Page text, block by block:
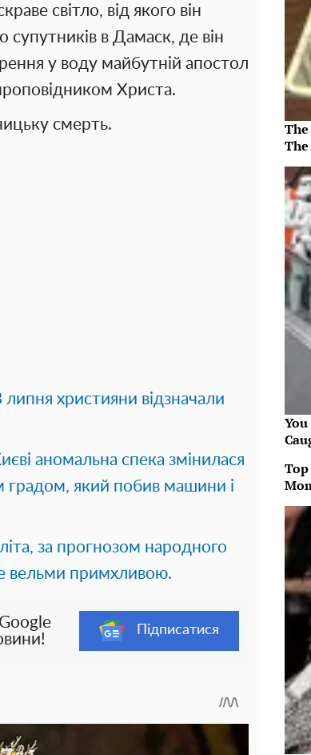
світло, від якого він
супутників в Дамаск, де він
у воду майбутній апостол
Христа.
смерть.
липня християни відзначали
аномальна спека змінилася
градом, який побив машини і
за прогнозом народного
вельми примхливою.
Підписатися